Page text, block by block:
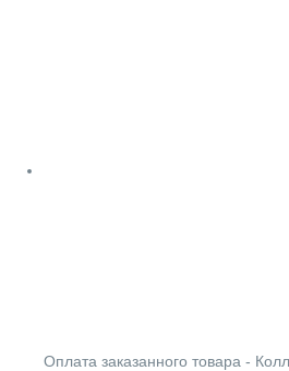
Оплата заказанного товара -